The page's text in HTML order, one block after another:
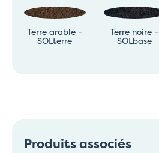
Terre arable –
SOLterre
Terre noire –
SOLbase
Produits associés